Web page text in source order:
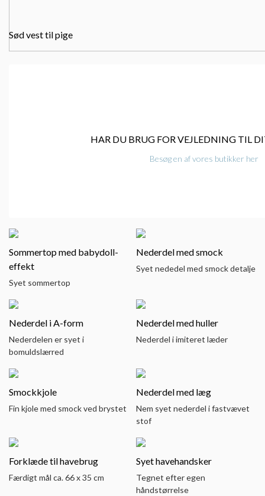
Sød vest til pige
HAR DU BRUG FOR VEJLEDNING TIL
Besøg en af vores butikker her
Sommertop med babydoll-
effekt
Syet sommertop
Nederdel med smock
Syet nededel med smock detalje
Nederdel i A-form
Nederdelen er syet i
bomuldslærred
Nederdel med huller
Nederdel i imiteret læder
Smockkjole
Fin kjole med smock ved brystet
Nederdel med læg
Nem syet nederdel i fastvævet
stof
Forklæde til havebrug
Færdigt mål ca. 66 x 35 cm
Syet havehandsker
Tegnet efter egen
håndstørrelse